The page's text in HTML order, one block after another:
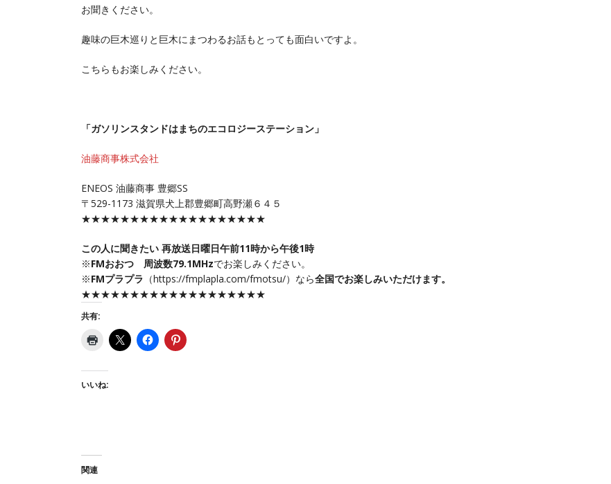
お聞きください。
趣味の巨木巡りと巨木にまつわるお話もとっても面白いですよ。
こちらもお楽しみください。
「ガソリンスタンドはまちのエコロジーステーション」
油藤商事株式会社
ENEOS 油藤商事 豊郷SS
〒529-1173 滋賀県犬上郡豊郷町高野瀬６４５
★★★★★★★★★★★★★★★★★★★
この人に聞きたい 再放送日曜日午前11時から午後1時
※FMおおつ 周波数79.1MHzでお楽しみください。
※FMプラプラ （https://fmplapla.com/fmotsu/）なら全国でお楽しみいただけます。
★★★★★★★★★★★★★★★★★★★
共有:
いいね:
関連